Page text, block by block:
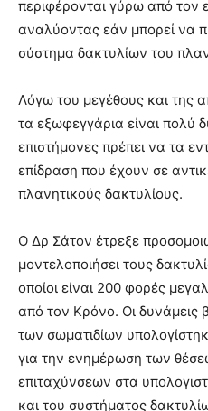
περιφέρονται γύρω από τον
αναλύοντας εάν μπορεί να
σύστημα δακτυλίων του
Λόγω του μεγέθους και της
τα εξωφεγγάρια είναι πολύ
επιστήμονες πρέπει να τα
επίδραση που έχουν σε
πλανητικούς δακτυλίους.
Ο Δρ Σάτον έτρεξε
μοντελοποιήσει τους
οποίοι είναι 200 ​​φορές
από τον Κρόνο. Οι δυνάμεις
των σωματιδίων
για την ενημέρωση των
επιταχύνσεων στα
και του συστήματος